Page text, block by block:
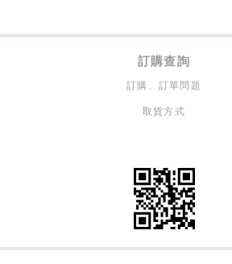
訂購查詢
訂購、訂單問題
取貨方式